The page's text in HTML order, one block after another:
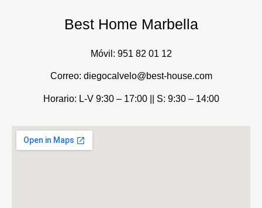
Best Home Marbella
Móvil: 951 82 01 12
Correo: diegocalvelo@best-house.com
Horario: L-V 9:30 – 17:00 || S: 9:30 – 14:00